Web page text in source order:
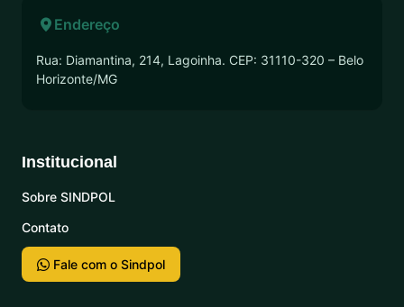
Endereço
Rua: Diamantina, 214, Lagoinha. CEP: 31110-320 – Belo
Horizonte/MG
Institucional
Sobre SINDPOL
Contato
Fale com o Sindpol